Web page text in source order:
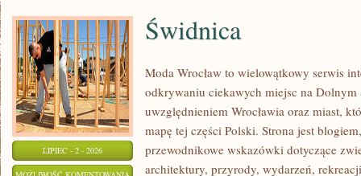
LIPIEC - 2 - 2026
ŚWIDNICA
Świdnica
Moda Wrocław to wielowątkowy serwis
odkrywaniu ciekawych miejsc na Dolnym
uwzględnieniem Wrocławia oraz miast,
mapę tej części Polski. Strona jest
przewodnikowe wskazówki dotyczące
architektury, przyrody, wydarzeń,